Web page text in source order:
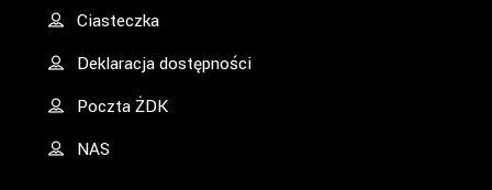
Ciasteczka
Deklaracja dostępności
Poczta ŻDK
NAS